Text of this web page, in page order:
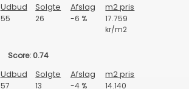
Udbud Solgte Afslag m2 pris
55 26 -6 %
17.759
kr/m2
Score: 0.74
Udbud Solgte Afslag m2 pris
57 13 -4 %
14.140